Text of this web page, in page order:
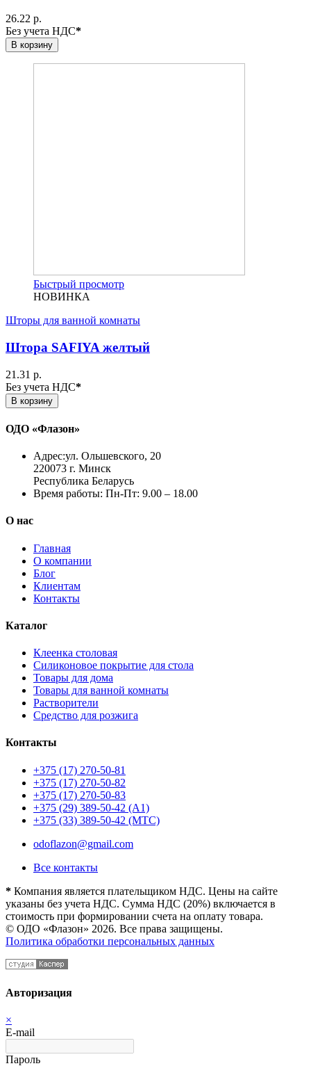
26.22 р.
Без учета НДС*
В корзину
Быстрый просмотр
НОВИНКА
Шторы для ванной комнаты
Штора SAFIYA желтый
21.31 р.
Без учета НДС*
В корзину
ОДО «Флазон»
Адрес:ул. Ольшевского, 20
220073 г. Минск
Республика Беларусь
Время работы: Пн-Пт: 9.00 – 18.00
О нас
Главная
О компании
Блог
Клиентам
Контакты
Каталог
Клеенка столовая
Силиконовое покрытие для стола
Товары для дома
Товары для ванной комнаты
Растворители
Средство для розжига
Контакты
+375 (17) 270-50-81
+375 (17) 270-50-82
+375 (17) 270-50-83
+375 (29) 389-50-42 (А1)
+375 (33) 389-50-42 (МТС)
odoflazon@gmail.com
Все контакты
* Компания является плательщиком НДС. Цены на сайте
указаны без учета НДС. Сумма НДС (20%) включается в
стоимость при формировании счета на оплату товара.
© ОДО «Флазон» 2026. Все права защищены.
Политика обработки персональных данных
Авторизация
×
E-mail
Пароль